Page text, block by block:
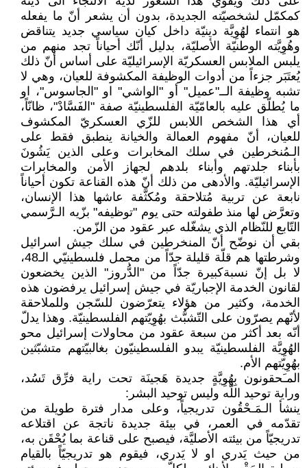
كمكمّل لشخصيّته الجديدة، بدون أن يشعر أنّ ما يفعله
هو انتماء لهُوِيَّة دينيّة داخل كيان سياسي جديد يتناقض
وهُوِيَّته الوطنيّة الأصليّة، بدليل أنّك أحياناً تجد منهم من
يلبس الملابس العسكريّة الإسرائيليّة على أساس أنّ ذلك
يُعتَبَر جزءاً من أدوات الوظيفة المكشوفة للعيان، وهي لا
تشبه وظيفة الــ"عميل" أو "الواشي" او "الجاسوس"، او
ما يُطلّق عليه بالعامّيّة الفلسطينيّة صفة "الفَسَّادْ"، ظانّاً،
أي هذا الشخص اللابس للزّي العسكريّ المكشوف
للعيان، أنّ مفهوم العمالة والخيانة ينطبق فقط على
الـمُنخرطين في سلك المخابرات وعلى الذين يَشُونَ
بأبناء جلدتهم وأبناء بلدهم لجهاز الأمن والمخابرات
الإسرائيليّة. والأدهى من ذلك أنّ هذه القناعة تكون أحياناً
نابعة عن تربية مُتلاحقة ومُكثَّفة عاشها هذا الإنسان،
وتعرَّض لها منذ طفولته حتى يوم "توظيفه" بزّيه الـرَّسمي
التّابع للنّظام الذي يشغّله عبر عقود من الزّمن.
بقي أن نوضّح أنّ المنخرطين في سلك جيش اسرائيل
وشرطتها هم قلّة قليلة جدّاً من مجمل فلسطينيّي الـ48،
لا بل إنّ نسبةكبيرة جدّاً من "الدُّروز" الذين يخضعون
لقانون الخدمة الإجباريّة في جيش إسرائيل يرفضون هذه
الخدمة، وكثير من هؤلاء يتعرّضون للسّجن وللملاحقة
لأنّهم يصرّون على التّشبُّث بهُوِيّتهم الفلسطينيّة. وهذا يدلّ
أنّه بعد أكثر من سبعة عقود من محاولات إسرائيل محو
الهُوِيَّة الفلسطينيّة يبدو الفلسطينيّون بغالبيّتهم متشبّثين
بهُوِيّتهم الأم.
المـَحقونون بِهُوِيَّةٍ جديدة هَجينَة تحت راية فرِّق تَسُد،
وراية توحيد اللّه وليس توحيد البشر:
ينشأ الـمَـحْقُون تدريجياً، وعلى مدار فترة طويلة من
تقدّمه في العمر، في بيئة جديدة ناتجة عن اقتلاعه
تدريجيّاً من بيئته الأصليَّة، فيصبح على قناعة بما يُحْقَن به،
من حيث يَدري او لا يَدري، فيقوم هو تدريجيّاً بالقيام